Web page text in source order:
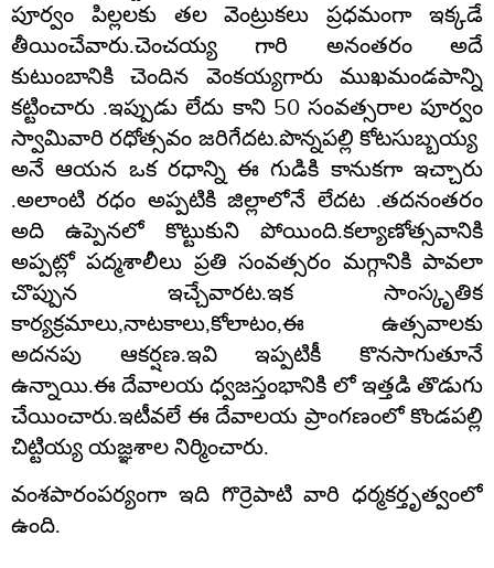
పూర్వం పిల్లలకు తల వెంట్రుకలు ప్రధమంగా ఇక్కడే
తీయించేవారు.చెంచయ్య గారి అనంతరం అదే
కుటుంబానికి చెందిన వెంకయ్యగారు ముఖమండపాన్ని
కట్టించారు .ఇప్పుడు లేదు కాని 50 సంవత్సరాల పూర్వం
స్వామివారి రధోత్సవం జరిగేదట.పొన్నపల్లి కోటసుబ్బయ్య
అనే ఆయన ఒక రధాన్ని ఈ గుడికి కానుకగా ఇచ్చారు
.అలాంటి రధం అప్పటికి జిల్లాలోనే లేదట .తదనంతరం
అది ఉప్పెనలో కొట్టుకుని పోయింది.కల్యాణోత్సవానికి
అప్పట్లో పద్మశాలీలు ప్రతి సంవత్సరం మగ్గానికి పావలా
చొప్పున ఇచ్చేవారట.ఇక సాంస్కృతిక
కార్యక్రమాలు,నాటకాలు,కోలాటం,ఈ ఉత్సవాలకు
అదనపు ఆకర్షణ.ఇవి ఇప్పటికీ కొనసాగుతూనే
ఉన్నాయి.ఈ దేవాలయ ధ్వజస్తంభానికి లో ఇత్తడి తొడుగు
చేయించారు.ఇటీవలే ఈ దేవాలయ ప్రాంగణంలో కొండపల్లి
చిట్టియ్య యజ్ఞశాల నిర్మించారు.
వంశపారంపర్యంగా ఇది గొర్రెపాటి వారి ధర్మకర్తృత్వంలో
ఉంది.